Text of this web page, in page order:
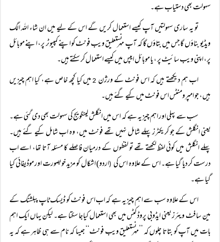
سہولت بھی دستیاب ہے۔
تو یہ ساری سہولتیں آپ کیسے استعمال کریں گے اس کے لیے میں ان شاء اللہ الگ
ویڈیو بناؤں گا جس میں بتاؤں گا کہ آپ مہر نستعلیق ویب فونٹ کو اپنے کمپیوٹر پر، اپنے موبائل
پر، اپنی ویب سائیٹ پر ، یا موبائل ایپس میں کیسے استعمال کر سکتے ہیں۔
اب ہم دیکھتے ہیں کہ اس فونٹ کے ورژن میں کیا کچھ خاص ہے، کیا اہم چیزیں
ہیں، جو امپرومنٹس اس فونٹ میں کیے گئے ہیں۔
سب سے پہلی اور اہم چیز یہ ہے کہ اس میں انگلش لینگویج کی سہولت بھی دی گئی ہے۔
یعنی انگلش کے جو کریکٹرز پہلے شامل نہیں تھے فونٹ میں، وہ اب شامل کیے گئے ہیں۔
پہلے انگلش میں کوئی لفظ لکھتے تھے تو لفظوں کے درمیان فاصلے کا مسئلہ آتا تھا، اسے اب
درست کر دیا گیا ہے۔ اس کے علاوہ اس کی (اردو) اشکال کو مزید خوبصورت اور موڈیفائی کیا
گیا ہے۔
اس کے علاوہ سب سے اہم چیز یہ ہے کہ اب اس فونٹ کو ڈیسک ٹاپ پبلشنگ کے
مین سافٹ ویئرز یعنی ایڈوبی پروڈکٹس میں بھی استعمال کیاجا سکتا ہے۔ لیکن یہاں ایک اہم
بات میں آپ کو بتاتا چلوں کہ ’’مہر نستعلیق ویب فونٹ‘‘ جیسا کہ نام سے ہی ظاہر ہے کہ یہ